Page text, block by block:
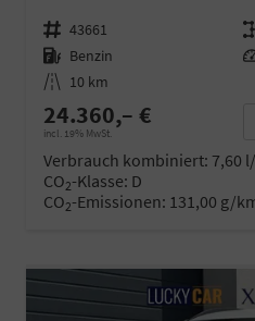
Fahrzeugnr. 43661
Kraftstoff Benzin
Kilometerstand 10 km
24.360,– €
incl. 19% MwSt.
Verbrauch kombiniert: 7,60
CO2-Klasse: D
CO2-Emissionen: 131,00 g/